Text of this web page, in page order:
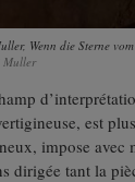
Wenn die Sterne
est
impose avec
dirigée tant la